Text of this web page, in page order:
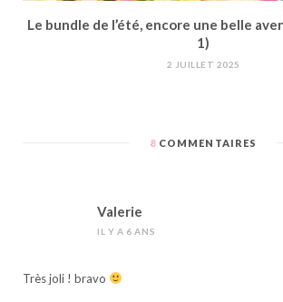
Le bundle de l’été, encore une belle
1)
2 JUILLET 2025
8COMMENTAIRES
Valerie
IL Y A 6 ANS
Très joli ! bravo